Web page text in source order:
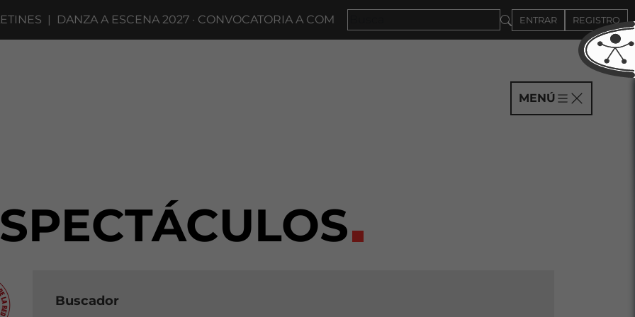
A ESCENA 2027 · CONVOCATORIA A COMPAÑÍAS HASTA EL 4DE SEPTIEMBRE ENTRAR REGISTRO
MENÚ
Buscador